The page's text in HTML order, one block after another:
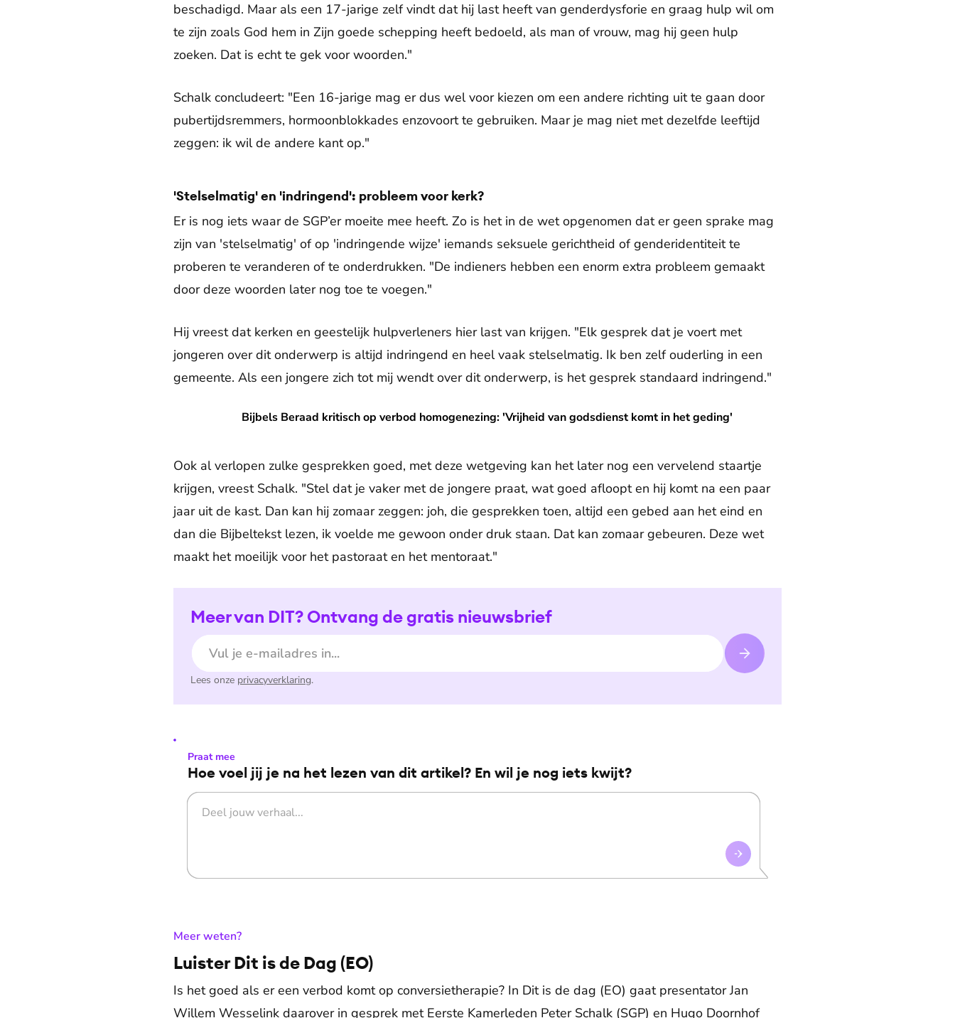
beschadigd. Maar als een 17-jarige zelf vindt dat hij last heeft van genderdysforie en graag hulp wil om
te zijn zoals God hem in Zijn goede schepping heeft bedoeld, als man of vrouw, mag hij geen hulp
zoeken. Dat is echt te gek voor woorden."
Schalk concludeert: "Een 16-jarige mag er dus wel voor kiezen om een andere richting uit te gaan door
pubertijdsremmers, hormoonblokkades enzovoort te gebruiken. Maar je mag niet met dezelfde leeftijd
zeggen: ik wil de andere kant op."
'Stelselmatig' en 'indringend': probleem voor kerk?
Er is nog iets waar de SGP’er moeite mee heeft. Zo is het in de wet opgenomen dat er geen sprake mag
zijn van 'stelselmatig' of op 'indringende wijze' iemands seksuele gerichtheid of genderidentiteit te
proberen te veranderen of te onderdrukken. "De indieners hebben een enorm extra probleem gemaakt
door deze woorden later nog toe te voegen."
Hij vreest dat kerken en geestelijk hulpverleners hier last van krijgen. "Elk gesprek dat je voert met
jongeren over dit onderwerp is altijd indringend en heel vaak stelselmatig. Ik ben zelf ouderling in een
gemeente. Als een jongere zich tot mij wendt over dit onderwerp, is het gesprek standaard indringend."
Bijbels Beraad kritisch op verbod homogenezing: 'Vrijheid van godsdienst komt in het geding'
Bijbels Beraad kritisch op verbod homogenezing: 'Vrijheid van godsdienst komt in het geding'
Ook al verlopen zulke gesprekken goed, met deze wetgeving kan het later nog een vervelend staartje
krijgen, vreest Schalk. "Stel dat je vaker met de jongere praat, wat goed afloopt en hij komt na een paar
jaar uit de kast. Dan kan hij zomaar zeggen: joh, die gesprekken toen, altijd een gebed aan het eind en
dan die Bijbeltekst lezen, ik voelde me gewoon onder druk staan. Dat kan zomaar gebeuren. Deze wet
maakt het moeilijk voor het pastoraat en het mentoraat."
Meer van DIT? Ontvang de gratis nieuwsbrief
E-mailadres
Lees onze privacyverklaring.
Praat mee
Hoe voel jij je na het lezen van dit artikel? En wil je nog iets kwijt?
Meer weten?:
Luister Dit is de Dag (EO)
Is het goed als er een verbod komt op conversietherapie? In Dit is de dag (EO) gaat presentator Jan
Willem Wesselink daarover in gesprek met Eerste Kamerleden Peter Schalk (SGP) en Hugo Doornhof